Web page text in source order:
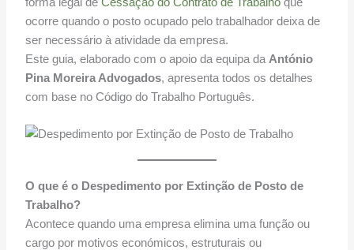
ocorre quando o posto ocupado pelo trabalhador deixa de
ser necessário à atividade da empresa.
Este guia, elaborado com o apoio da equipa da António
Pina Moreira Advogados, apresenta todos os detalhes
com base no Código do Trabalho Português.
O que é o Despedimento por Extinção de Posto de
Trabalho?
Acontece quando uma empresa elimina uma função ou
cargo por motivos económicos, estruturais ou